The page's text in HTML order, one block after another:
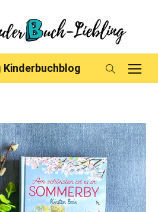
Kinderbuchblog